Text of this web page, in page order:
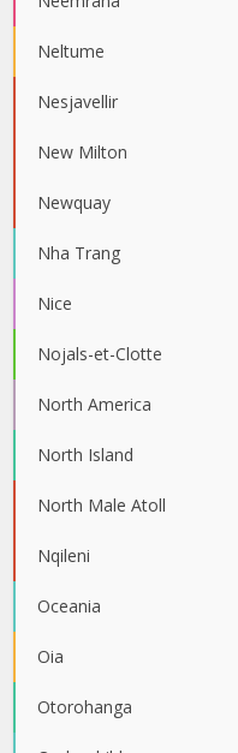
Neltume
Nesjavellir
New Milton
Newquay
Nha Trang
Nice
Nojals-et-Clotte
North America
North Island
North Male Atoll
Nqileni
Oceania
Oia
Otorohanga